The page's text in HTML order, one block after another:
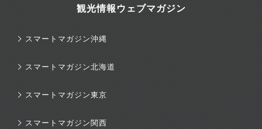
観光情報ウェブマガジン
スマートマガジン沖縄
スマートマガジン北海道
スマートマガジン東京
スマートマガジン関西